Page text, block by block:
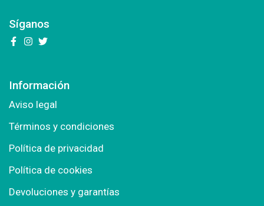
Síganos
Información
Aviso legal
Términos y condiciones
Política de privacidad
Política de cookies
Devoluciones y garantías